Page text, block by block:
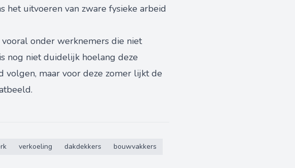
uitvoeren van zware fysieke arbeid
onder werknemers die niet
nog niet duidelijk hoelang deze
maar voor deze zomer lijkt de
verkoeling dakdekkers
bouwvakkers